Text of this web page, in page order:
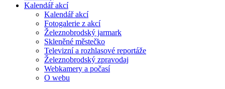
Kalendář akcí
Kalendář akcí
Fotogalerie z akcí
Železnobrodský jarmark
Skleněné městečko
Televizní a rozhlasové reportáže
Železnobrodský zpravodaj
Webkamery a počasí
O webu